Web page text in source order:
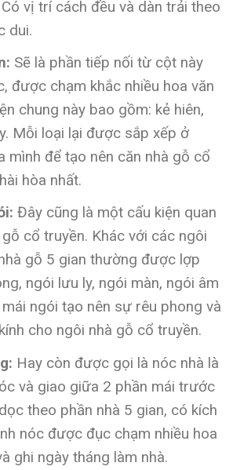
vị trí cách đều và dàn trải theo
dui.
Sẽ là phần tiếp nối từ cột này
được chạm khắc nhiều hoa văn
chung này bao gồm: kẻ hiên,
Mỗi loại lại được sắp xếp ở
mình để tạo nên căn nhà gỗ cổ
hòa nhất.
Đây cũng là một cấu kiện quan
cổ truyền. Khác với các ngôi
gỗ 5 gian thường được lợp
ngói lưu ly, ngói màn, ngói âm
ngói tạo nên sự rêu phong và
cho ngôi nhà gỗ cổ truyền.
Hay còn được gọi là nóc nhà là
và giao giữa 2 phần mái trước
theo phần nhà 5 gian, có kích
nóc được đục chạm nhiều hoa
ghi ngày tháng làm nhà.